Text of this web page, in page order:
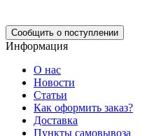
Сообщить о поступлении
Информация
О нас
Новости
Статьи
Как оформить заказ?
Доставка
Пункты самовывоза